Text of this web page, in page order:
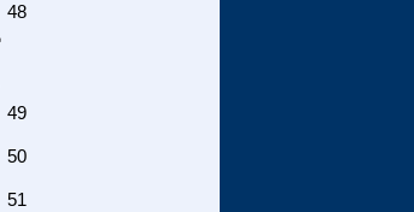
48
49
50
51